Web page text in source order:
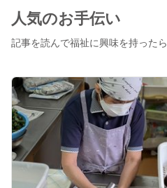
人気のお手伝い
記事を読んで福祉に興味を持った